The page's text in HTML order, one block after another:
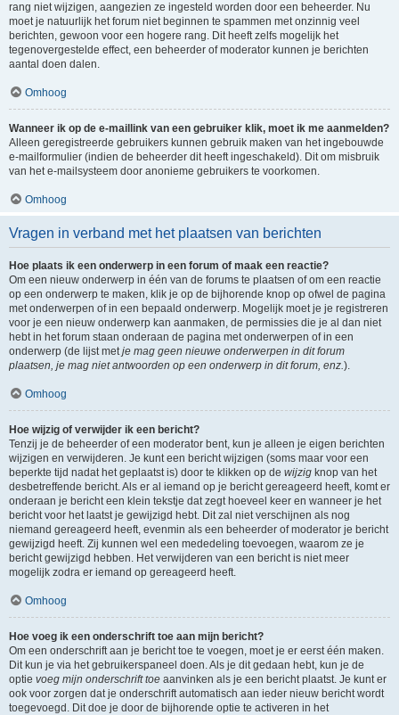
rang niet wijzigen, aangezien ze ingesteld worden door een beheerder. Nu
moet je natuurlijk het forum niet beginnen te spammen met onzinnig veel
berichten, gewoon voor een hogere rang. Dit heeft zelfs mogelijk het
tegenovergestelde effect, een beheerder of moderator kunnen je berichten
aantal doen dalen.
Omhoog
Wanneer ik op de e-maillink van een gebruiker klik, moet ik me aanmelden?
Alleen geregistreerde gebruikers kunnen gebruik maken van het ingebouwde
e-mailformulier (indien de beheerder dit heeft ingeschakeld). Dit om misbruik
van het e-mailsysteem door anonieme gebruikers te voorkomen.
Omhoog
Vragen in verband met het plaatsen van berichten
Hoe plaats ik een onderwerp in een forum of maak een reactie?
Om een nieuw onderwerp in één van de forums te plaatsen of om een reactie
op een onderwerp te maken, klik je op de bijhorende knop op ofwel de pagina
met onderwerpen of in een bepaald onderwerp. Mogelijk moet je je registreren
voor je een nieuw onderwerp kan aanmaken, de permissies die je al dan niet
hebt in het forum staan onderaan de pagina met onderwerpen of in een
onderwerp (de lijst metje mag geen nieuwe onderwerpen in dit forum
plaatsen, je mag niet antwoorden op een onderwerp in dit forum, enz.).
Omhoog
Hoe wijzig of verwijder ik een bericht?
Tenzij je de beheerder of een moderator bent, kun je alleen je eigen berichten
wijzigen en verwijderen. Je kunt een bericht wijzigen (soms maar voor een
beperkte tijd nadat het geplaatst is) door te klikken op de wijzig knop van het
desbetreffende bericht. Als er al iemand op je bericht gereageerd heeft, komt er
onderaan je bericht een klein tekstje dat zegt hoeveel keer en wanneer je het
bericht voor het laatst je gewijzigd hebt. Dit zal niet verschijnen als nog
niemand gereageerd heeft, evenmin als een beheerder of moderator je bericht
gewijzigd heeft. Zij kunnen wel een mededeling toevoegen, waarom ze je
bericht gewijzigd hebben. Het verwijderen van een bericht is niet meer
mogelijk zodra er iemand op gereageerd heeft.
Omhoog
Hoe voeg ik een onderschrift toe aan mijn bericht?
Om een onderschrift aan je bericht toe te voegen, moet je er eerst één maken.
Dit kun je via het gebruikerspaneel doen. Als je dit gedaan hebt, kun je de
optie voeg mijn onderschrift toe aanvinken als je een bericht plaatst. Je kunt er
ook voor zorgen dat je onderschrift automatisch aan ieder nieuw bericht wordt
toegevoegd. Dit doe je door de bijhorende optie te activeren in het